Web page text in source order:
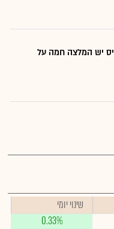
יש המלצה חמה על
שינוי יומי
0.33%